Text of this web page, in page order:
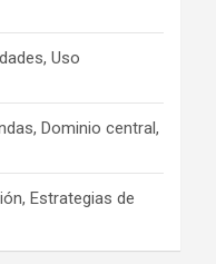
Uso
Dominio central,
Estrategias de